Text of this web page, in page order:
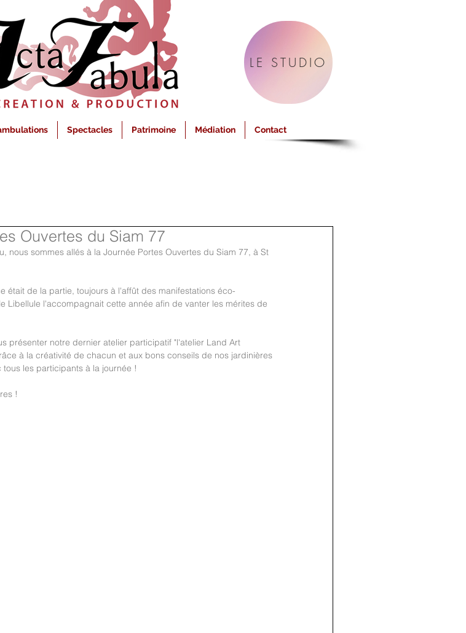
Spectacles Patrimoine Médiation Contact
LE STUDIO
join us
Ouvertes du Siam 77
nous sommes allés à la Journée Portes Ouvertes du Siam 77, à St
était de la partie, toujours à l'affût des manifestations éco-
Libellule l'accompagnait cette année afin de vanter les mérites de
présenter notre dernier atelier participatif "l'atelier Land Art
à la créativité de chacun et aux bons conseils de nos jardinières
les participants à la journée !
!